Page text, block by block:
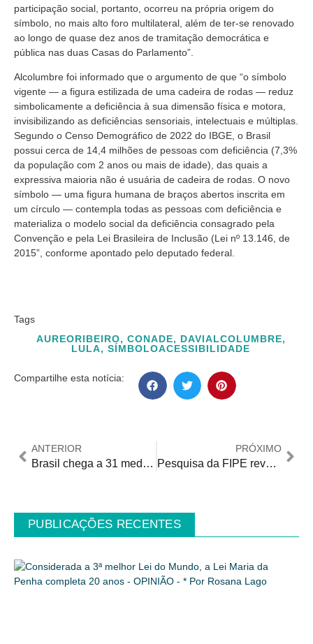
participação social, portanto, ocorreu na própria origem do
símbolo, no mais alto foro multilateral, além de ter-se renovado
ao longo de quase dez anos de tramitação democrática e
pública nas duas Casas do Parlamento”.
Alcolumbre foi informado que o argumento de que “o símbolo
vigente — a figura estilizada de uma cadeira de rodas — reduz
simbolicamente a deficiência à sua dimensão física e motora,
invisibilizando as deficiências sensoriais, intelectuais e múltiplas.
Segundo o Censo Demográfico de 2022 do IBGE, o Brasil
possui cerca de 14,4 milhões de pessoas com deficiência (7,3%
da população com 2 anos ou mais de idade), das quais a
expressiva maioria não é usuária de cadeira de rodas. O novo
símbolo — uma figura humana de braços abertos inscrita em
um círculo — contempla todas as pessoas com deficiência e
materializa o modelo social da deficiência consagrado pela
Convenção e pela Lei Brasileira de Inclusão (Lei nº 13.146, de
2015”, conforme apontado pelo deputado federal.
Tags
AUREORIBEIRO, CONADE, DAVIALCOLUMBRE,
LULA, SÍMBOLOACESSIBILIDADE
Compartilhe esta notícia:
ANTERIOR
Brasil chega a 31 medalhas de ouro e tem dia 100% dourado com vitórias no goalball e vôlei sentado em Valledupar
PRÓXIMO
Pesquisa da FIPE revela evolução recente do mercado de trabalho para pessoas com deficiência
PUBLICAÇÕES RECENTES